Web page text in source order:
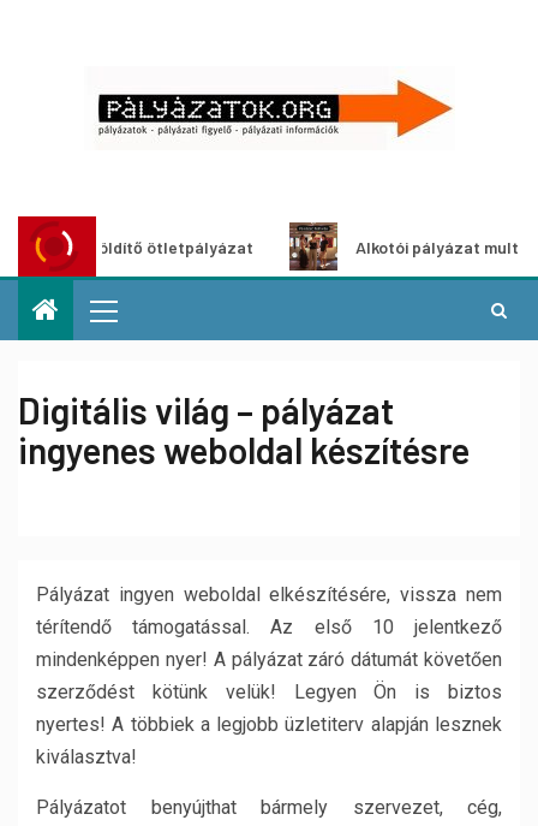
ötletpályázat Alkotói pályázat multimédia-
Digitális világ – pályázat
ingyenes weboldal készítésre
Pályázat ingyen weboldal elkészítésére, vissza nem
térítendő támogatással. Az első 10 jelentkező
mindenképpen nyer! A pályázat záró dátumát követően
szerződést kötünk velük! Legyen Ön is biztos
nyertes! A többiek a legjobb üzletiterv alapján lesznek
kiválasztva!
Pályázatot benyújthat bármely szervezet, cég,